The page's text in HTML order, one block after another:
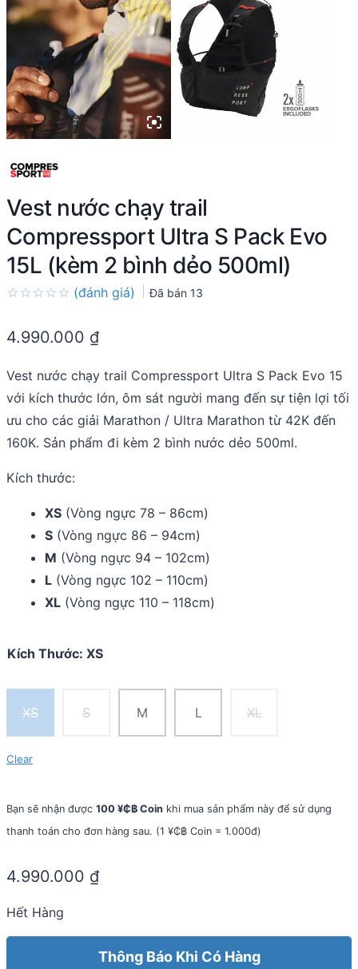
Vest nước chạy trail
Compressport Ultra S Pack Evo
15L (kèm 2 bình dẻo 500ml)
out
(đánh giá) Đã bán 13
4.990.000 ₫
Vest nước chạy trail Compressport Ultra S Pack Evo 15
với kích thước lớn, ôm sát người mang đến sự tiện lợi tối
ưu cho các giải Marathon / Ultra Marathon từ 42K đến
160K. Sản phẩm đi kèm 2 bình nước dẻo 500ml.
Kích thước:
XS (Vòng ngực 78 – 86cm)
S (Vòng ngực 86 – 94cm)
M (Vòng ngực 94 – 102cm)
L (Vòng ngực 102 – 110cm)
XL (Vòng ngực 110 – 118cm)
Kích Thước: XS
XS S M L XL
Clear
Bạn sẽ nhận được 100 ¥₵฿ Coin khi mua sản phẩm này để sử dụng
thanh toán cho đơn hàng sau. (1 ¥₵฿ Coin = 1.000đ)
4.990.000 ₫
Hết Hàng
Thông Báo Khi Có Hàng